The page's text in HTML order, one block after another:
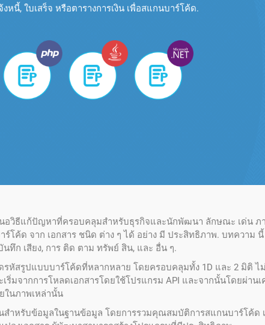
งหนี้, ใบเสร็จ หรือตารางการเงิน เพื่อสแกนบาร์โค้ด.
อวิธีแก้ปัญหาที่ครอบคลุมสําหรับธุรกิจและนักพัฒนา ลักษณะ เด่น ภ
ค้ด จาก เอกสาร ชนิด ต่าง ๆ ได้ อย่าง มี ประสิทธิภาพ. บทความ
ทึก เสียง, การ ติด ตาม ทรัพย์ สิน, และ อื่น ๆ.
สรูปแบบบาร์โค้ดที่หลากหลาย โดยครอบคลุมทั้ง 1D และ 2 มิติ ไม่
ริ่มจากการโหลดเอกสารโดยใช้โปรแกรม API และจากนั้นโดยผ่าน
ในภาพเหล่านั้น
าหรับข้อมูลในฐานข้อมูล โดยการรวมคุณสมบัติการสแกนบาร์โค้ด